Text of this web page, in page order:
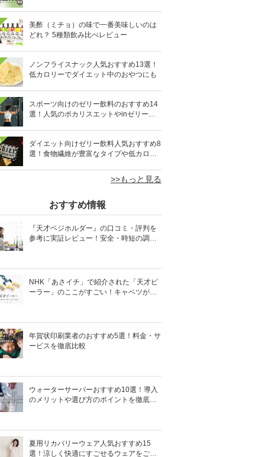
美酢（ミチョ）の味で一番美味しいのは
どれ？ 5種類飲み比べレビュー
ノンフライスナック人気おすすめ13選！
低カロリーでダイエット中のおやつにも
スポーツ向けのゼリー飲料のおすすめ14
選！人気のポカリスエットやinゼリーな
ダイエット向けゼリー飲料人気おすすめ8
選！食物繊維が豊富なタイプや低カロリ
>>もっと見る
おすすめ情報
『天才ベジホルダー』の口コミ・評判を
参考に実証レビュー！安全・時短の調理
NHK「あさイチ」で紹介された「天才ピ
ーラー」のここがすごい！キャベツがほ
年賀状印刷業者のおすすめ5選！料金・サ
ービスを徹底比較
ウォーターサーバーおすすめ10選！導入
のメリットや選び方のポイントを徹底解
夏用リカバリーウェア人気おすすめ15
選！涼しく快適にすごせるウェアをご紹